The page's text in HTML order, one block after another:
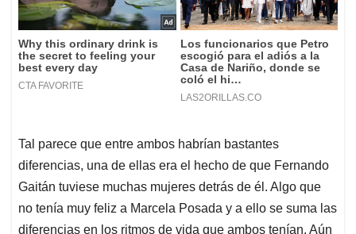
Tal parece que entre ambos habrían bastantes
diferencias, una de ellas era el hecho de que Fernando
Gaitán tuviese muchas mujeres detrás de él. Algo que
no tenía muy feliz a Marcela Posada y a ello se suma las
diferencias en los ritmos de vida que ambos tenían. Aún